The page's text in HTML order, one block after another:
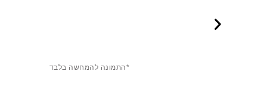
*התמונה להמחשה בלבד